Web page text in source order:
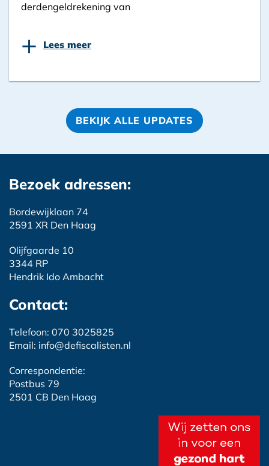
derdengeldrekening van
+ Lees meer
BEKIJK ALLE UPDATES
Bezoek adressen:
Bordewijklaan 74
2591 XR Den Haag
Olijfgaarde 10
3344 RP
Hendrik Ido Ambacht
Contact:
Telefoon: 070 3025825
Email: info@defiscalisten.nl
Correspondentie:
Postbus 79
2501 CB Den Haag